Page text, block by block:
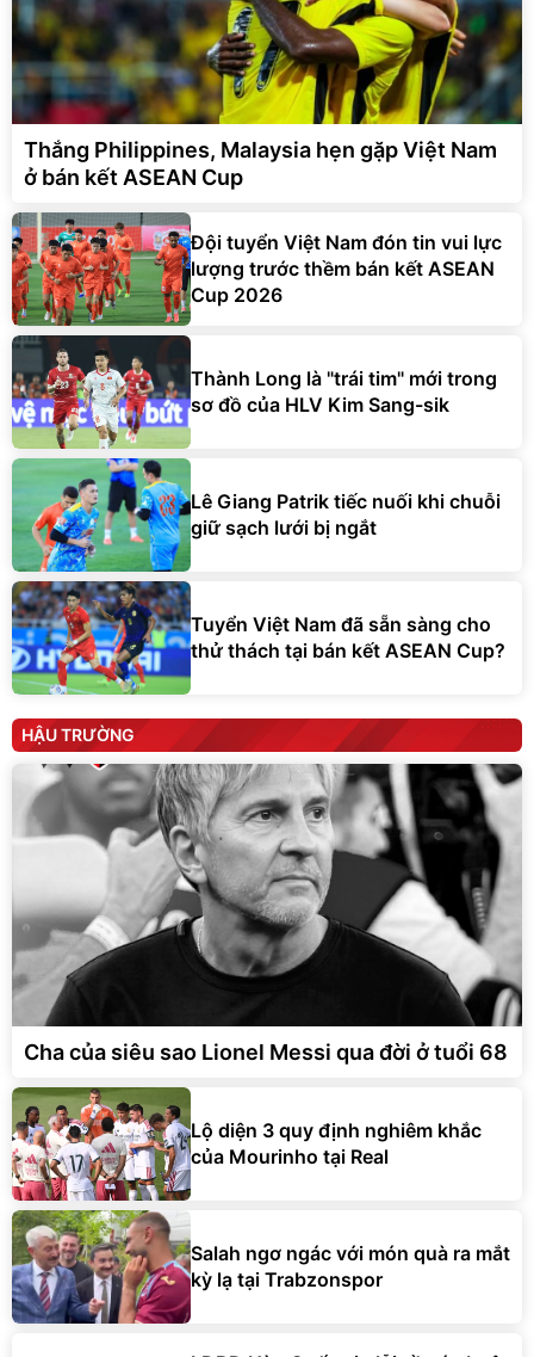
Thắng Philippines, Malaysia hẹn gặp Việt Nam
ở bán kết ASEAN Cup
Đội tuyển Việt Nam đón tin vui lực
lượng trước thềm bán kết ASEAN
Cup 2026
Thành Long là "trái tim" mới trong
sơ đồ của HLV Kim Sang-sik
Lê Giang Patrik tiếc nuối khi chuỗi
giữ sạch lưới bị ngắt
Tuyển Việt Nam đã sẵn sàng cho
thử thách tại bán kết ASEAN Cup?
HẬU TRƯỜNG
Cha của siêu sao Lionel Messi qua đời ở tuổi 68
Lộ diện 3 quy định nghiêm khắc
của Mourinho tại Real
Salah ngơ ngác với món quà ra mắt
kỳ lạ tại Trabzonspor